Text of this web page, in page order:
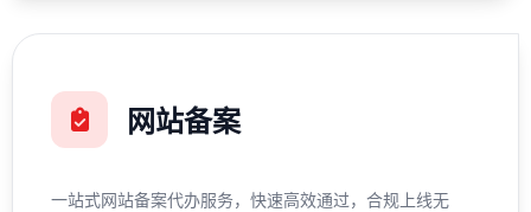
网站备案
一站式网站备案代办服务，快速高效通过，合规上线无